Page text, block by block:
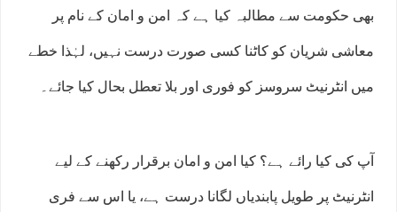
بھی حکومت سے مطالبہ کیا ہے کہ امن و امان کے نام پر
معاشی شریان کو کاٹنا کسی صورت درست نہیں، لہٰذا خطے
میں انٹرنیٹ سروسز کو فوری اور بلا تعطل بحال کیا جائے۔
آپ کی کیا رائے ہے؟ کیا امن و امان برقرار رکھنے کے لیے
انٹرنیٹ پر طویل پابندیاں لگانا درست ہے، یا اس سے فری